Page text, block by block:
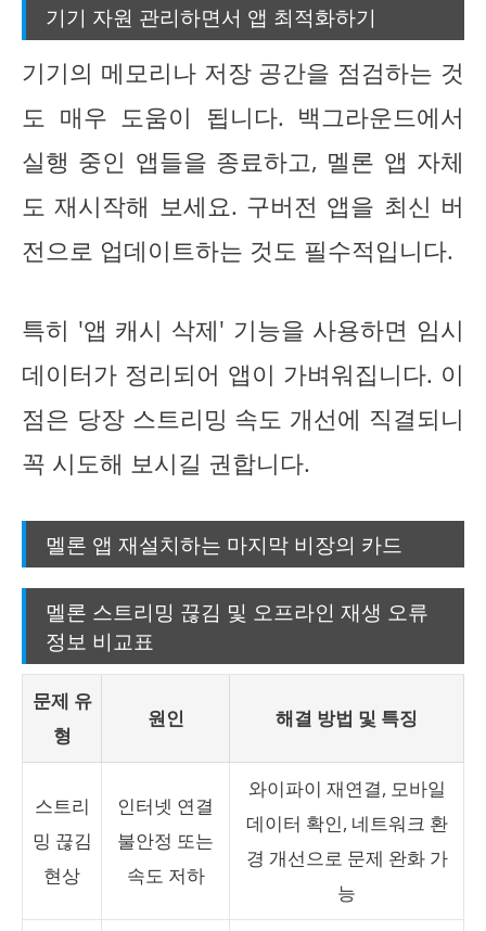
기기 자원 관리하면서 앱 최적화하기
기기의 메모리나 저장 공간을 점검하는 것
도 매우 도움이 됩니다. 백그라운드에서
실행 중인 앱들을 종료하고, 멜론 앱 자체
도 재시작해 보세요. 구버전 앱을 최신 버
전으로 업데이트하는 것도 필수적입니다.
특히 '앱 캐시 삭제' 기능을 사용하면 임시
데이터가 정리되어 앱이 가벼워집니다. 이
점은 당장 스트리밍 속도 개선에 직결되니
꼭 시도해 보시길 권합니다.
멜론 앱 재설치하는 마지막 비장의 카드
멜론 스트리밍 끊김 및 오프라인 재생 오류
정보 비교표
문제 유
형
원인 해결 방법 및 특징
스트리
밍 끊김
현상
인터넷 연결
불안정 또는
속도 저하
와이파이 재연결, 모바일
데이터 확인, 네트워크 환
경 개선으로 문제 완화 가
능